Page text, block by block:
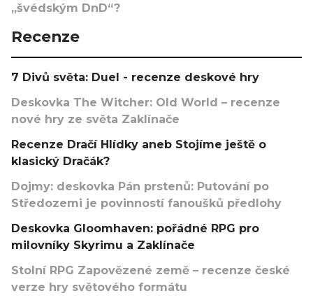
„švédským DnD“?
Recenze
7 Divů světa: Duel - recenze deskové hry
Deskovka The Witcher: Old World – recenze
nové hry ze světa Zaklínače
Recenze Dračí Hlídky aneb Stojíme ještě o
klasický Dračák?
Dojmy: deskovka Pán prstenů: Putování po
Středozemi je povinností fanoušků předlohy
Deskovka Gloomhaven: pořádné RPG pro
milovníky Skyrimu a Zaklínače
Stolní RPG Zapovězené země – recenze české
verze hry světového formátu